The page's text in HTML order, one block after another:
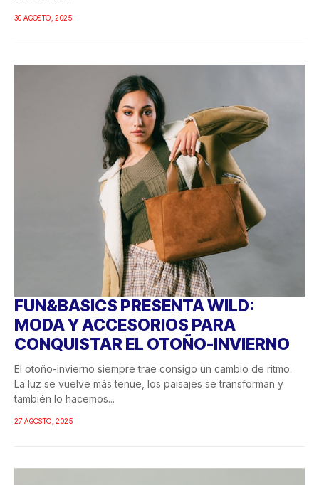
30 AGOSTO, 2025
FUN&BASICS PRESENTA WILD:
MODA Y ACCESORIOS PARA
CONQUISTAR EL OTOÑO-INVIERNO
El otoño-invierno siempre trae consigo un cambio de ritmo.
La luz se vuelve más tenue, los paisajes se transforman y
también lo hacemos...
27 AGOSTO, 2025